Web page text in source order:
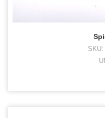
SKU: